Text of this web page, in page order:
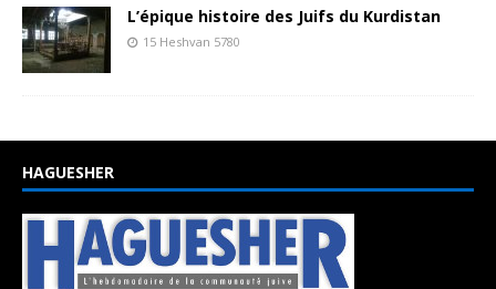
L’épique histoire des Juifs du Kurdistan
15 Heshvan 5780
HAGUESHER